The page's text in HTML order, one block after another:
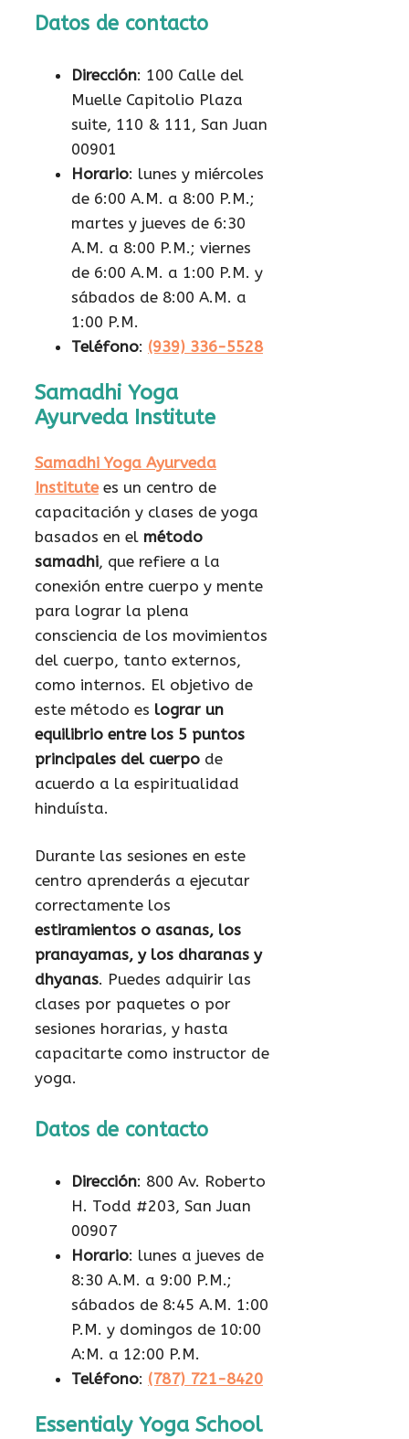
Datos de contacto
Dirección: 100 Calle del
Muelle Capitolio Plaza
suite, 110 & 111, San Juan
00901
Horario: lunes y miércoles
de 6:00 A.M. a 8:00 P.M.;
martes y jueves de 6:30
A.M. a 8:00 P.M.; viernes
de 6:00 A.M. a 1:00 P.M. y
sábados de 8:00 A.M. a
1:00 P.M.
Teléfono: (939) 336-5528
Samadhi Yoga
Ayurveda Institute
Samadhi Yoga Ayurveda
Institutees un centro de
capacitación y clases de yoga
basados en el método
samadhi, que refiere a la
conexión entre cuerpo y mente
para lograr la plena
consciencia de los movimientos
del cuerpo, tanto externos,
como internos. El objetivo de
este método es lograr un
equilibrio entre los 5 puntos
principales del cuerpo de
acuerdo a la espiritualidad
hinduísta.
Durante las sesiones en este
centro aprenderás a ejecutar
correctamente los
estiramientos o asanas, los
pranayamas, y los dharanas y
dhyanas. Puedes adquirir las
clases por paquetes o por
sesiones horarias, y hasta
capacitarte como instructor de
yoga.
Datos de contacto
Dirección: 800 Av. Roberto
H. Todd #203, San Juan
00907
Horario: lunes a jueves de
8:30 A.M. a 9:00 P.M.;
sábados de 8:45 A.M. 1:00
P.M. y domingos de 10:00
A:M. a 12:00 P.M.
Teléfono: (787) 721-8420
Essentialy Yoga School